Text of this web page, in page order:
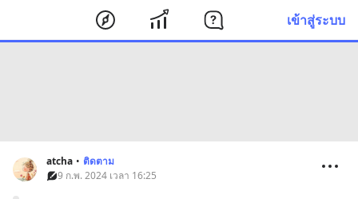
เข้าสู่ระบบ
atcha • ติดตาม
9 ก.พ. 2024 เวลา 16:25